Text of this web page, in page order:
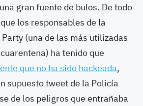
gran fuente de bulos. De todo
los responsables de la
(una de las más utilizadas
ha tenido que
que no ha sido hackeada,
supuesto tweet de la Policía
de los peligros que entrañaba